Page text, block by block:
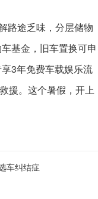
路途乏味，分层储物
基金，旧车置换可申
3年免费车载娱乐流
援。这个暑假，开上
车纠结症